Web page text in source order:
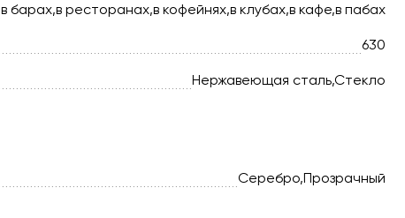
в барах,в ресторанах,в кофейнях,в клубах,в кафе,в пабах
630
Нержавеющая сталь,Стекло
Серебро,Прозрачный